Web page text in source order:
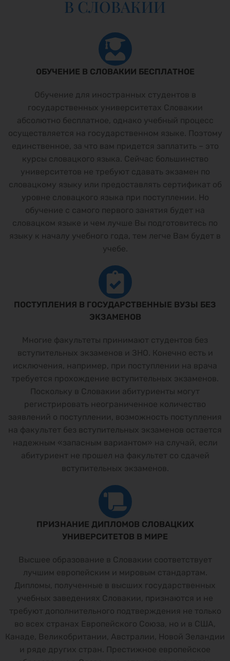
В СЛОВАКИИ
ОБУЧЕНИЕ В СЛОВАКИИ БЕСПЛАТНОЕ
Обучение для иностранных студентов в
государственных университетах Словакии
абсолютно бесплатное, однако учебный процесс
осуществляется на государственном языке. Поэтому
единственное, за что вам придется заплатить – это
курсы словацкого языка. Сейчас большинство
университетов не требуют сдавать экзамен по
словацкому языку или предоставлять сертификат об
уровне словацкого языка при поступлении. Но
обучение с самого первого занятия будет на
словацком языке и чем лучше Вы подготовитесь по
языку к началу учебного года, тем легче Вам будет в
учебе.
ПОСТУПЛЕНИЯ В ГОСУДАРСТВЕННЫЕ ВУЗЫ БЕЗ
ЭКЗАМЕНОВ
Многие факультеты принимают студентов без
вступительных экзаменов и ЗНО. Конечно есть и
исключения, например, при поступлении на врача
требуется прохождение вступительных экзаменов.
Поскольку в Словакии абитуриенты могут
регистрировать неограниченное количество
заявлений о поступлении, возможность поступления
на факультет без вступительных экзаменов остается
надежным «запасным вариантом» на случай, если
абитуриент не прошел на факультет со сдачей
вступительных экзаменов.
ПРИЗНАНИЕ ДИПЛОМОВ СЛОВАЦКИХ
УНИВЕРСИТЕТОВ В МИРЕ
Высшее образование в Словакии соответствует
лучшим европейским и мировым стандартам.
Дипломы, полученные в высших государственных
учебных заведениях Словакии, признаются и не
требуют дополнительного подтверждения не только
во всех странах Европейского Союза, но и в США,
Канаде, Великобритании, Австралии, Новой Зеландии
и ряде других стран. Престижное европейское